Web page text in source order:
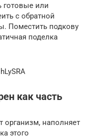
готовые или
с обратной
Поместить подкову
поделка
как часть
организм, наполняет
этого